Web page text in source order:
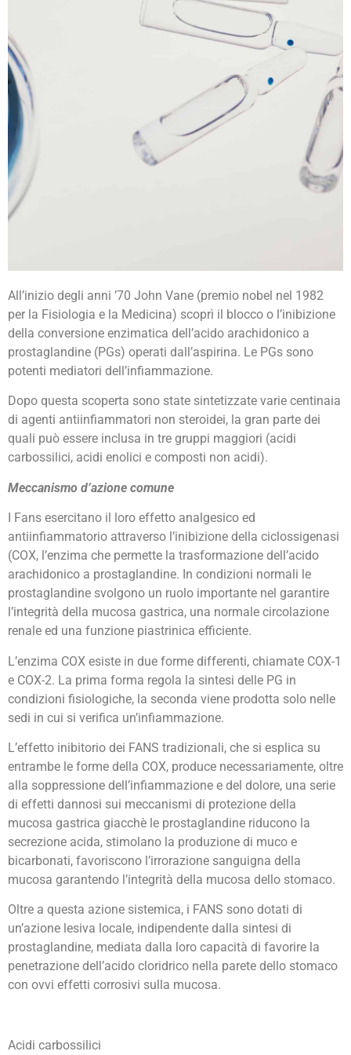
Analgesici non
narcotici –
FANS
All’inizio degli anni ’70 John Vane (premio nobel nel 1982
per la Fisiologia e la Medicina) scoprì il blocco o l’inibizione
della conversione enzimatica dell’acido arachidonico a
prostaglandine (PGs) operati dall’aspirina. Le PGs sono
potenti mediatori dell’infiammazione.
Dopo questa scoperta sono state sintetizzate varie centinaia
di agenti antiinfiammatori non steroidei, la gran parte dei
quali può essere inclusa in tre gruppi maggiori (acidi
carbossilici, acidi enolici e composti non acidi).
Meccanismo d’azione comune
I Fans esercitano il loro effetto analgesico ed
antiinfiammatorio attraverso l’inibizione della ciclossigenasi
(COX, l’enzima che permette la trasformazione dell’acido
arachidonico a prostaglandine. In condizioni normali le
prostaglandine svolgono un ruolo importante nel garantire
l’integrità della mucosa gastrica, una normale circolazione
renale ed una funzione piastrinica efficiente.
L’enzima COX esiste in due forme differenti, chiamate COX-1
e COX-2. La prima forma regola la sintesi delle PG in
condizioni fisiologiche, la seconda viene prodotta solo nelle
sedi in cui si verifica un’infiammazione.
L’effetto inibitorio dei FANS tradizionali, che si esplica su
entrambe le forme della COX, produce necessariamente, oltre
alla soppressione dell’infiammazione e del dolore, una serie
di effetti dannosi sui meccanismi di protezione della
mucosa gastrica giacchè le prostaglandine riducono la
secrezione acida, stimolano la produzione di muco e
bicarbonati, favoriscono l’irrorazione sanguigna della
mucosa garantendo l’integrità della mucosa dello stomaco.
Oltre a questa azione sistemica, i FANS sono dotati di
un’azione lesiva locale, indipendente dalla sintesi di
prostaglandine, mediata dalla loro capacità di favorire la
penetrazione dell’acido cloridrico nella parete dello stomaco
con ovvi effetti corrosivi sulla mucosa.
Acidi carbossilici